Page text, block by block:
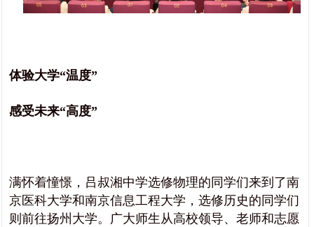
体验大学“温度”
感受未来“高度”
满怀着憧憬，吕叔湘中学选修物理的同学们来到了南
京医科大学和南京信息工程大学，选修历史的同学们
则前往扬州大学。广大师生从高校领导、老师和志愿